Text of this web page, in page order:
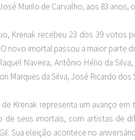
Murilo de Carvalho, aos 83 anos,
Krenak recebeu 23 dos 39 votos
novo imortal passou a maior parte
Naveira, Antônio Hélio da
Marques da Silva, José Ricardo
de Krenak representa um avanço
de seus imortais, com artistas de
Sua eleição acontece no